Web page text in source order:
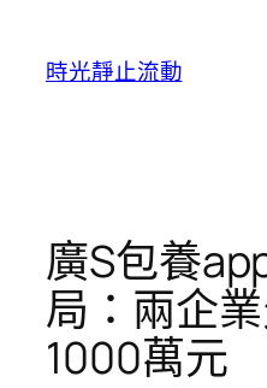
時光靜止流動
廣S包養
局：兩企
1000萬元